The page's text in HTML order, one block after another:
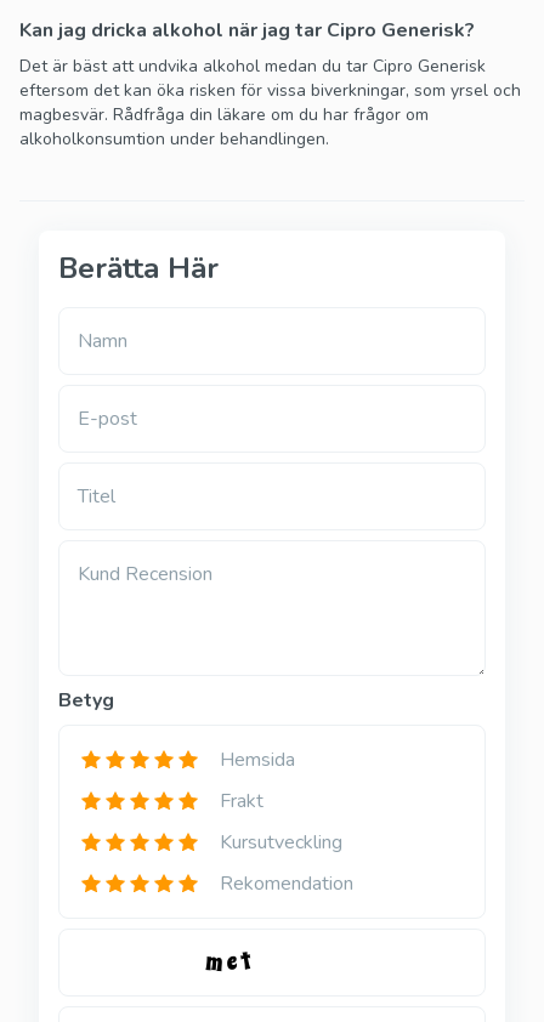
Kan jag dricka alkohol när jag tar Cipro Generisk?
Det är bäst att undvika alkohol medan du tar Cipro Generisk
eftersom det kan öka risken för vissa biverkningar, som yrsel och
magbesvär. Rådfråga din läkare om du har frågor om
alkoholkonsumtion under behandlingen.
Berätta Här
Namn
E-post
Titel
Kund Recension
Betyg
Hemsida
Frakt
Kursutveckling
Rekomendation